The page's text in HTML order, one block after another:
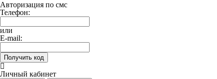
Авторизация по смс
Телефон:
или
E-mail:
Получить код
Личный кабинет